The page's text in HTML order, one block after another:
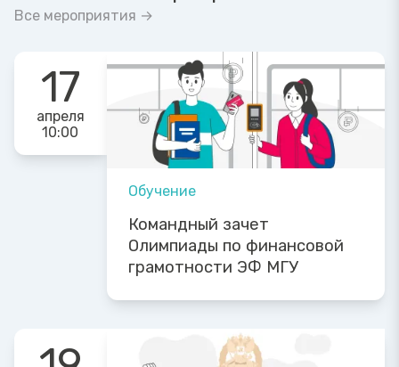
Все мероприятия →
17
апреля
10:00
Обучение
Командный зачет
Олимпиады по финансовой
грамотности ЭФ МГУ